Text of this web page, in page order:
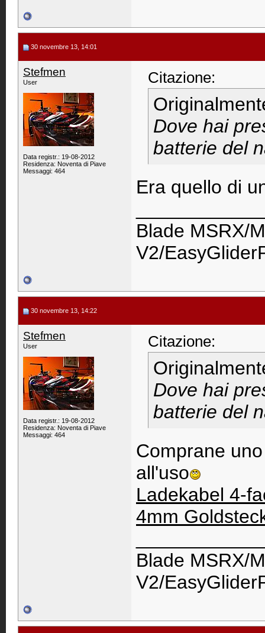
30 novembre 13, 14:01
Stefmen
User
Data registr.: 19-08-2012
Residenza: Noventa di Piave
Messaggi: 464
Citazione:
Dove hai
batterie del
Era quello di
Blade MSRX/
V2/
30 novembre 13, 14:22
Stefmen
User
Data registr.: 19-08-2012
Residenza: Noventa di Piave
Messaggi: 464
Citazione:
Dove hai
batterie del
Comprane
all'uso
Ladekabel 4-
4mm
Blade MSRX/
V2/